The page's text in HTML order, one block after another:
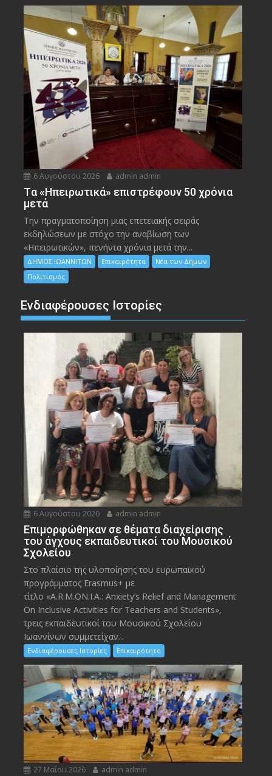
6 Αυγούστου 2026 admin admin
Tα «Ηπειρωτικά» επιστρέφουν 50 χρόνια
μετά
Την πραγματοποίηση μιας επετειακής σειράς
εκδηλώσεων με στόχο την αναβίωση των
«Ηπειρωτικών», πενήντα χρόνια μετά την...
ΔΗΜΟΣ ΙΩΑΝΝΙΤΩΝ Επικαιρότητα
Νέα των Δήμων
Πολιτισμός
Ενδιαφέρουσες Ιστορίες
6 Αυγούστου 2026 admin admin
Eπιμορφώθηκαν σε θέματα διαχείρισης
του άγχους εκπαιδευτικοί του Μουσικού
Σχολείου
Στο πλαίσιο της υλοποίησης του ευρωπαϊκού
προγράμματος Erasmus+ με
τίτλο «A.R.M.ON.I.A.: Anxiety’s Relief and Management
On Inclusive Activities for Teachers and Students»,
τρεις εκπαιδευτικοί του Μουσικού Σχολείου
Ιωαννίνων συμμετείχαν...
Ενδιαφέρουσες Ιστορίες Επικαιρότητα
27 Μαΐου 2026 admin admin